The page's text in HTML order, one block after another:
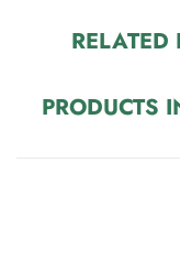
RELATED
PRODUCTS